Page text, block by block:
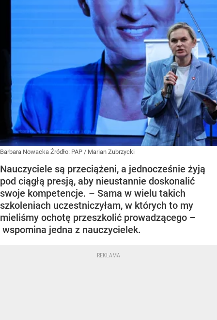
Barbara Nowacka Źródło: PAP / Marian Zubrzycki
Nauczyciele są przeciążeni, a jednocześnie żyją
pod ciągłą presją, aby nieustannie doskonalić
swoje kompetencje. – Sama w wielu takich
szkoleniach uczestniczyłam, w których to my
mieliśmy ochotę przeszkolić prowadzącego –
wspomina jedna z nauczycielek.